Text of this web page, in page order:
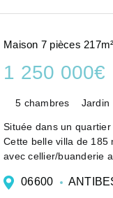
Maison 7 pièces
1 250 000€
5 chambres Jardin
Située dans un
Cette belle villa de 185
avec cellier/buanderie
06600